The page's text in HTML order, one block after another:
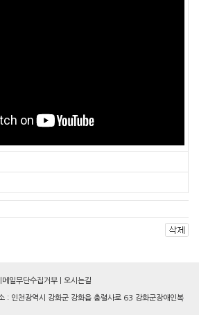
메일무단수집거부 오시는길
: 인천광역시 강화군 강화읍 충렬사로 63 강화군장애인복